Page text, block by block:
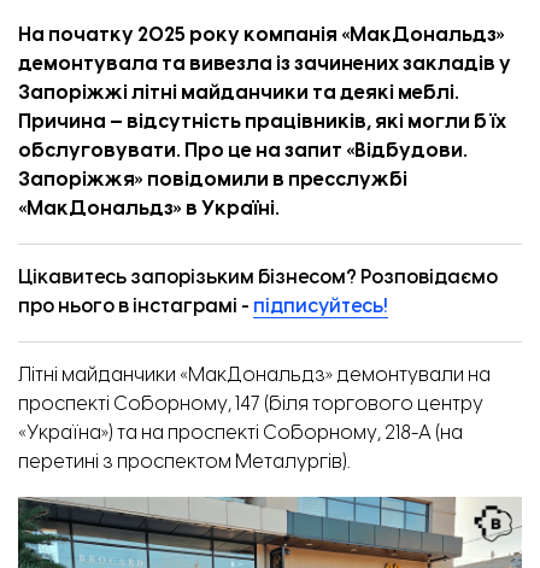
На початку 2025 року компанія «МакДональдз»
демонтувала та вивезла із зачинених закладів у
Запоріжжі літні майданчики та деякі меблі.
Причина — відсутність працівників, які могли б їх
обслуговувати. Про це на запит «Відбудови.
Запоріжжя» повідомили в пресслужбі
«МакДональдз» в Україні.
Цікавитесь запорізьким бізнесом? Розповідаємо
про нього в інстаграмі - підписуйтесь!
Літні майданчики «МакДональдз» демонтували на
проспекті Соборному, 147 (біля торгового центру
«Україна») та на проспекті Соборному, 218-А (на
перетині з проспектом Металургів).